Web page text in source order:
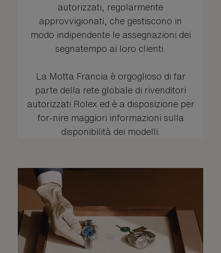
autorizzati, regolarmente
approvvigionati, che gestiscono in
modo indipendente le assegnazioni dei
segnatempo ai loro clienti.
La Motta Francia è orgoglioso di far
parte della rete globale di rivenditori
autorizzati Rolex ed è a disposizione per
for-nire maggiori informazioni sulla
disponibilità dei modelli.